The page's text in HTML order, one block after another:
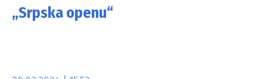
„Srpska openu“